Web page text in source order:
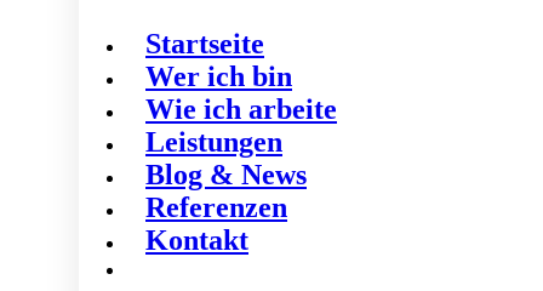
Startseite
Wer ich bin
Wie ich arbeite
Leistungen
Blog & News
Referenzen
Kontakt